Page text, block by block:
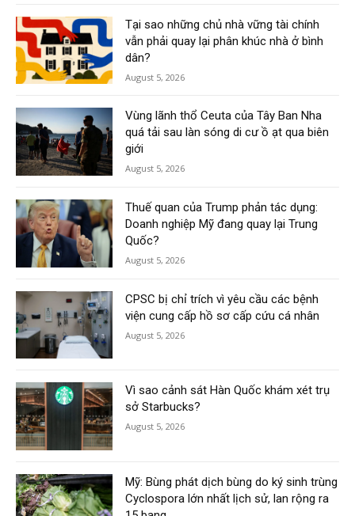
Tại sao những chủ nhà vững tài chính
vẫn phải quay lại phân khúc nhà ở bình
dân?
August 5, 2026
Vùng lãnh thổ Ceuta của Tây Ban Nha
quá tải sau làn sóng di cư ồ ạt qua biên
giới
August 5, 2026
Thuế quan của Trump phản tác dụng:
Doanh nghiệp Mỹ đang quay lại Trung
Quốc?
August 5, 2026
CPSC bị chỉ trích vì yêu cầu các bệnh
viện cung cấp hồ sơ cấp cứu cá nhân
August 5, 2026
Vì sao cảnh sát Hàn Quốc khám xét trụ
sở Starbucks?
August 5, 2026
Mỹ: Bùng phát dịch bùng do ký sinh trùng
Cyclospora lớn nhất lịch sử, lan rộng ra